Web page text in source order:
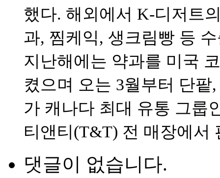
했다. 해외에서 K-디저트
과, 찜케익, 생크림빵 등
지난해에는 약과를 미국
켰으며 오는 3월부터 단
가 캐나다 최대 유통 그룹
티앤티(T&T) 전 매장에서
댓글이 없습니다.